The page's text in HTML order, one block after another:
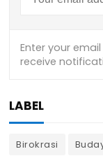
LABEL
Birokrasi